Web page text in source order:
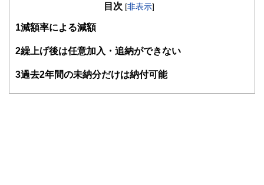
ほか、社労士向け・FP向け・地方自治体職員向けの教育研
定ＦＰ（https://fpsdn.net/fp/yinouchi/
目次 [非表示]
1減額率による減額
2繰上げ後は任意加入・追納ができない
3過去2年間の未納分だけは納付可能